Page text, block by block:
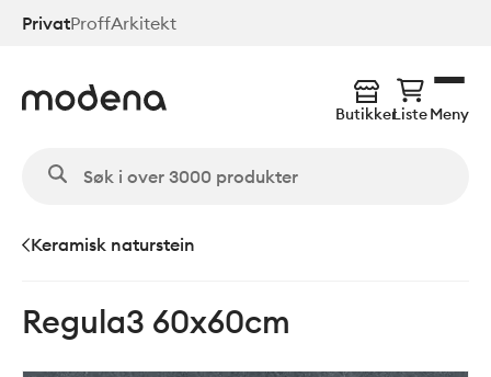
Hopp
PrivatProffArkitekt
ButikkerListeMeny
Keramisk naturstein
Regula3 60x60cm